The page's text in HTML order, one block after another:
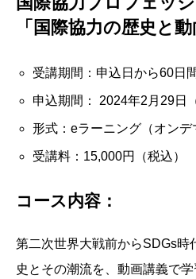
「国際協力の歴史と
受講期間：申込日から60日
申込期間： 2024年2月29日
形式：eラーニング（オンデ
受講料：15,000円（税込）
コース内容：
第二次世界大戦前からSDGs時
史とその潮流を、動画講義で学